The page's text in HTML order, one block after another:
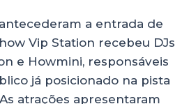
a entrada de
Vip Station recebeu DJs
e Howmini, responsáveis
já posicionado na pista
atrações apresentaram